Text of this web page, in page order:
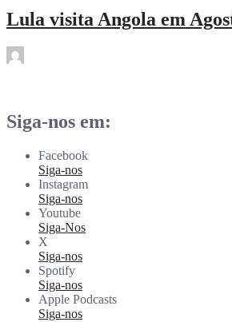
Lula visita Angola em
Siga-nos em:
Facebook
Siga-nos
Instagram
Siga-nos
Youtube
Siga-Nos
X
Siga-nos
Spotify
Siga-nos
Apple Podcasts
Siga-nos